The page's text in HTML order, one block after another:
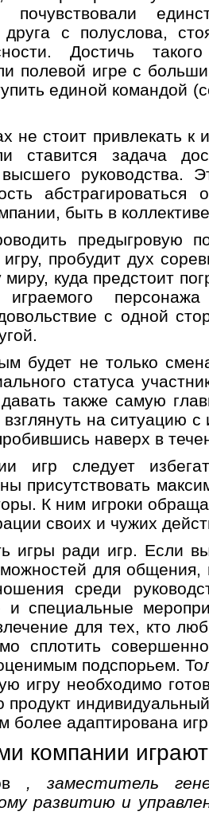
почувствовали
друга с полуслова,
Достичь
полевой игре с
единой командой
не стоит привлекать к
ставится задача
руководства.
абстрагироваться
быть в
предыгровую
пробудит дух
куда предстоит
с одной
будет не только
статуса
давать также самую
взглянуть на ситуацию
наверх в
игр следует
присутствовать
К ним игроки
своих и чужих
игры ради игр. Если
для
среди
и специальные
для тех, кто
сплотить
подспорьем.
игру необходимо
продукт
более адаптирована
компании
, заместитель
развитию и